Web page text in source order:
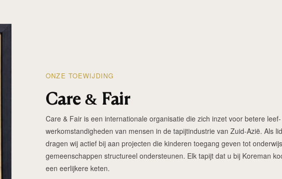
ONZE TOEWIJDING
Care & Fair
Care & Fair is een internationale organisatie die zich inzet voor betere
werkomstandigheden van mensen in de tapijtindustrie van Zuid-Azië. Als
dragen wij actief bij aan projecten die kinderen toegang geven tot
gemeenschappen structureel ondersteunen. Elk tapijt dat u bij Koreman
een eerlijkere keten.